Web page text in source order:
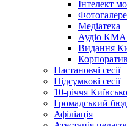
Інтелект
Медіатека
Аудіо
Видання
Настановчі сесії
Підсумкові сесії
10-річчя
Громадський
Афіліація